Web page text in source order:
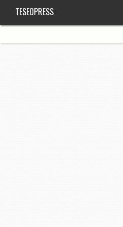
TESEOPRESS